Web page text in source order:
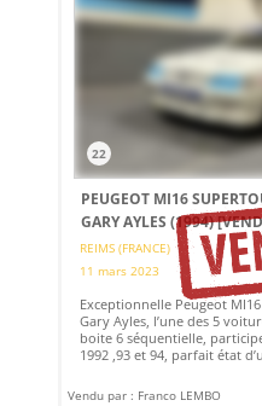
22
PEUGEOT MI16
GARY AYLES (1994)
REIMS (FRANCE)
11 mars 2023
Exceptionnelle Peugeot
Gary Ayles, l’une des 5
boite 6 séquentielle,
1992 ,93 et 94, parfait état
Vendu par : Franco LEMBO